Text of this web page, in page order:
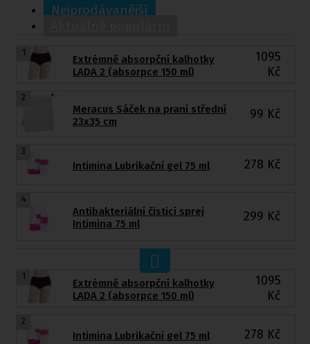
Nejprodávanější
1
Extrémně absorpční kalhotky
LADA 2 (absorpce 150 ml)
1095
Kč
2
Meracus Sáček na praní střední
23x35 cm
99 Kč
3
Intimina Lubrikační gel 75 ml 278 Kč
4
Antibakteriální čisticí sprej
Intimina 75 ml
299 Kč
1
Extrémně absorpční kalhotky
LADA 2 (absorpce 150 ml)
1095
Kč
2
Intimina Lubrikační gel 75 ml 278 Kč